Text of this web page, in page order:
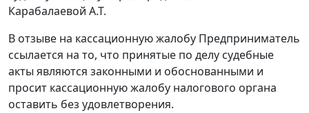
Карабалаевой А.Т.
В отзыве на кассационную жалобу Предприниматель
ссылается на то, что принятые по делу судебные
акты являются законными и обоснованными и
просит кассационную жалобу налогового органа
оставить без удовлетворения.